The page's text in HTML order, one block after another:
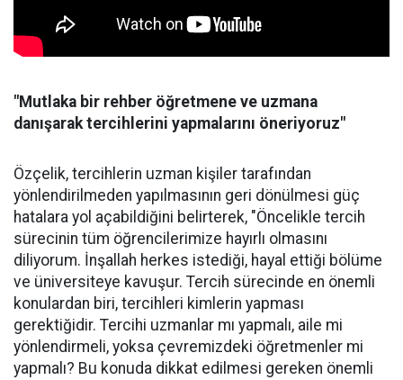
"Mutlaka bir rehber öğretmene ve uzmana
danışarak tercihlerini yapmalarını öneriyoruz"
Özçelik, tercihlerin uzman kişiler tarafından
yönlendirilmeden yapılmasının geri dönülmesi güç
hatalara yol açabildiğini belirterek, "Öncelikle tercih
sürecinin tüm öğrencilerimize hayırlı olmasını
diliyorum. İnşallah herkes istediği, hayal ettiği bölüme
ve üniversiteye kavuşur. Tercih sürecinde en önemli
konulardan biri, tercihleri kimlerin yapması
gerektiğidir. Tercihi uzmanlar mı yapmalı, aile mi
yönlendirmeli, yoksa çevremizdeki öğretmenler mi
yapmalı? Bu konuda dikkat edilmesi gereken önemli